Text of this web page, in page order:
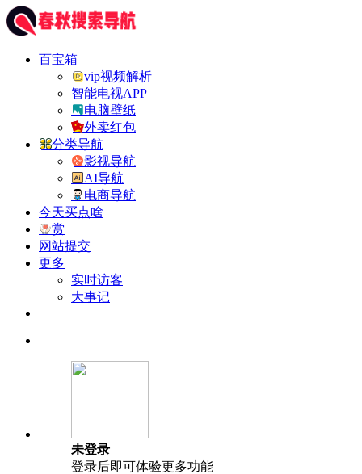
百宝箱
vip视频解析
智能电视APP
电脑壁纸
外卖红包
分类导航
影视导航
AI导航
电商导航
今天买点啥
赏
网站提交
更多
实时访客
大事记
未登录
登录后即可体验更多功能